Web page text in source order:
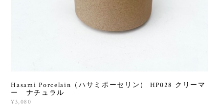
Hasami Porcelain（ハサミポーセリン） HP028 クリーマ
ー ナチュラル
¥3,080